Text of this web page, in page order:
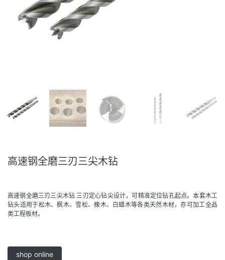
高速钢全磨三刃三尖木钻
高速钢全磨三刃三尖木钻 三刃定心钻尖设计，可精准定位钻孔起点。本套木工
钻头适用于松木、枫木、雪松、橡木、白蜡木等各类天然木材，亦可加工全品
类工程板材。
shop online